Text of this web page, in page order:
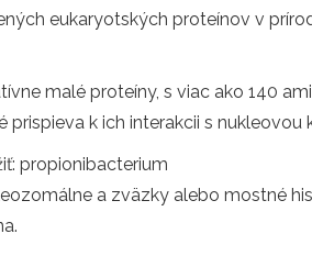
eukaryotských proteínov v
malé proteíny, s viac ako 140
prispieva k ich interakcii s
propionibacterium
a zväzky alebo mostné